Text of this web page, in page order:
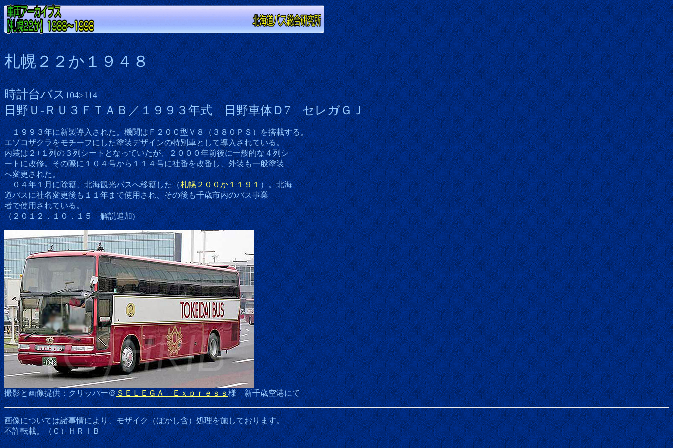
札幌２２か１９４８
時計台バス104>114
日野Ｕ-ＲＵ３ＦＴＡＢ／１９９３年式 日野車体Ｄ7 セレガＧＪ
１９９３年に新製導入された。機関はＦ２０Ｃ型Ｖ８（３８０ＰＳ）を搭載する。
エゾコザクラをモチーフにした塗装デザインの特別車として導入されている。
内装は２+１列の３列シートとなっていたが、２０００年前後に一般的な４列シ
ートに改修。その際に１０４号から１１４号に社番を改番し、外装も一般塗装
へ変更された。
０４年１月に除籍、北海観光バスへ移籍した（札幌２００か１１９１）。北海
道バスに社名変更後も１１年まで使用され、その後も千歳市内のバス事業
者で使用されている。
（２０１２．１０．１５ 解説追加)
撮影と画像提供：クリッパー＠ＳＥＬＥＧＡ Ｅｘｐｒｅｓｓ様 新千歳空港にて
画像については諸事情により、モザイク（ぼかし含）処理を施しております。
不許転載。（Ｃ）ＨＲＩＢ